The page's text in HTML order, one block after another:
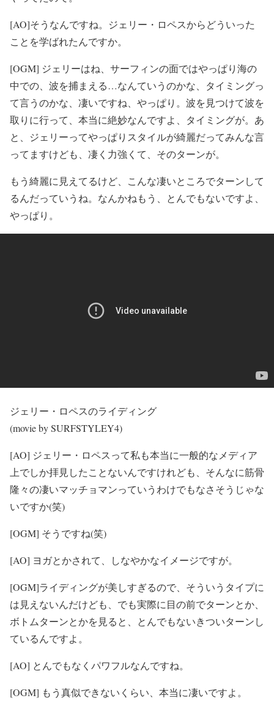
[AO]そうなんですね。ジェリー・ロペスからどういった
ことを学ばれたんですか。
[OGM] ジェリーはね、サーフィンの面ではやっぱり海の
中での、波を捕まえる…なんていうのかな、タイミングっ
て言うのかな、凄いですね、やっぱり。波を見つけて波を
取りに行って、本当に絶妙なんですよ、タイミングが。あ
と、ジェリーってやっぱりスタイルが綺麗だってみんな言
ってますけども、凄く力強くて、そのターンが。
もう綺麗に見えてるけど、こんな凄いところでターンして
るんだっていうね。なんかねもう、とんでもないですよ、
やっぱり。
ジェリー・ロペスのライディング
(movie by SURFSTYLEY4)
[AO] ジェリー・ロペスって私も本当に一般的なメディア
上でしか拝見したことないんですけれども、そんなに筋骨
隆々の凄いマッチョマンっていうわけでもなさそうじゃな
いですか(笑)
[OGM] そうですね(笑)
[AO] ヨガとかされて、しなやかなイメージですが。
[OGM]ライディングが美しすぎるので、そういうタイプに
は見えないんだけども、でも実際に目の前でターンとか、
ボトムターンとかを見ると、とんでもないきついターンし
ているんですよ。
[AO] とんでもなくパワフルなんですね。
[OGM] もう真似できないくらい、本当に凄いですよ。